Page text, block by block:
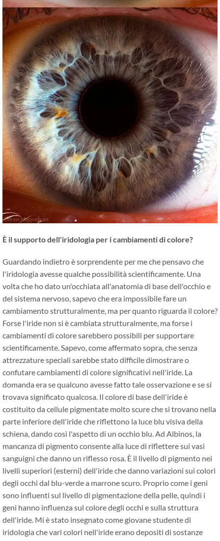
È il supporto dell'iridologia per i cambiamenti di colore?
Guardando indietro è sorprendente per me che pensavo che
l'iridologia avesse qualche possibilità scientificamente. Una
volta che ho dato un'occhiata all'anatomia di base dell'occhio e
del sistema nervoso, sapevo che era impossibile fare un
cambiamento strutturalmente, ma per quanto riguarda il colore?
Forse l'iride non si è cambiata strutturalmente, ma forse i
cambiamenti di colore sarebbero possibili per supportare
scientificamente. Sapevo, come affermato sopra, che senza
attrezzature speciali sarebbe stato difficile dimostrare o
confutare cambiamenti di colore significativi nell'iride. La
domanda era se qualcuno avesse fatto tale osservazione e se si
trovava significato qualcosa. Il colore di base dell'iride è
costituito da cellule pigmentate molto scure che si trovano nella
parte inferiore dell'iride che riflettono la luce blu visiva della
schiena, dando così l'aspetto di un occhio blu. Ad Albinos, la
mancanza di pigmento consente alla luce di riflettere sui vasi
sanguigni che danno un riflesso rosa. È il livello di pigmento nei
livelli superiori (esterni) dell'iride che danno variazioni sui colori
degli occhi dal blu-verde a marrone scuro. Proprio come i geni
sono influenti sul livello di pigmentazione della pelle, quindi i
geni hanno influenza sul colore degli occhi e sulla struttura
dell'iride. Mi è stato insegnato come giovane studente di
iridologia che vari colori nell'iride erano depositi di sostanze